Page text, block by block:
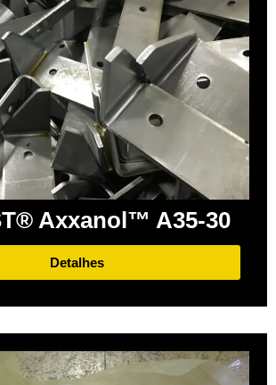
Axxanol™ A35-30
Detalhes